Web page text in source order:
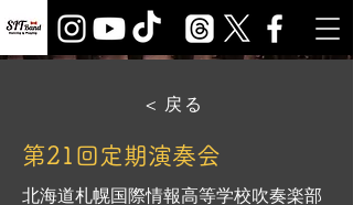
< 戻る
第21回定期演奏会
北海道札幌国際情報高等学校吹奏楽部